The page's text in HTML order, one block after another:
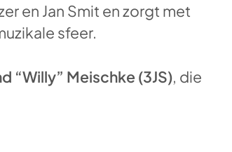
en Jan Smit en zorgt met
sfeer.
“Willy” Meischke (3JS), die